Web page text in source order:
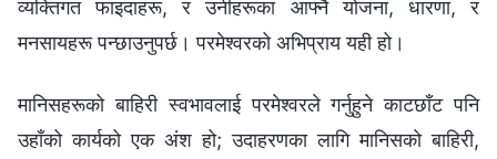
व्यक्तिगत फाइदाहरू, र उनीहरूका आफ्नै योजना, धारणा, र
मनसायहरू पन्छाउनुपर्छ। परमेश्‍वरको अभिप्राय यही हो।
मानिसहरूको बाहिरी स्वभावलाई परमेश्‍वरले गर्नुहुने काटछाँट पनि
उहाँको कार्यको एक अंश हो; उदाहरणका लागि मानिसको बाहिरी,